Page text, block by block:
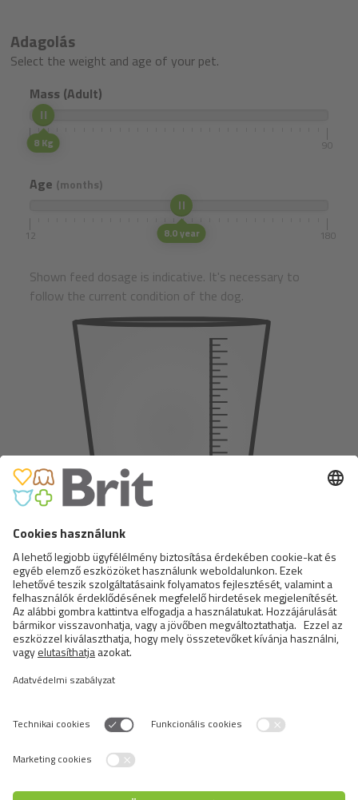
Adagolás
Select the weight and age of your pet.
Mass (Adult)
8 Kg
5 90
Age (months)
8.0 year
12 180
Shown feed dosage is indicative. It's necessary to
follow the current condition of the dog.
260
Napi adag